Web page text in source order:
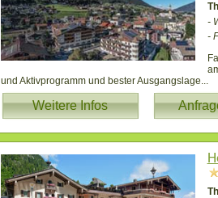
-
-
und Aktivprogramm und bester Ausgangslage...
Weitere Infos